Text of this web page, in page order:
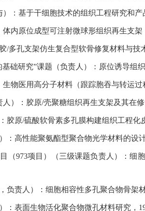
：基于干细胞技术的组织工程研究和产
内原位成型可注射微球形组织再生支架
/多孔支架仿生复合型软骨修复材料与技
础研究”课题（负责人）：原位诱导组
物医用高分子材料（跟踪胞吞与转运过
）：胶原/壳聚糖组织再生支架及其在修
胶原/硫酸软骨素多孔膜构建组织工程化皮
：高性能聚氨酯型聚合物光学材料的设
（973项目）（三级课题负责人）：细
负责人）：细胞相容性多孔聚合物骨架材
：表面生物活化聚合物微孔材料研究，